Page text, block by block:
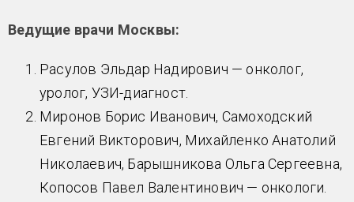
Ведущие врачи Москвы:
Расулов Эльдар Надирович — онколог,
уролог, УЗИ-диагност.
Миронов Борис Иванович, Самоходский
Евгений Викторович, Михайленко Анатолий
Николаевич, Барышникова Ольга Сергеевна,
Копосов Павел Валентинович — онкологи.